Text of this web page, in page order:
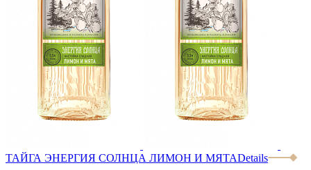
ТАЙГА ЭНЕРГИЯ СОЛНЦА ЛИМОН И МЯТАDetails